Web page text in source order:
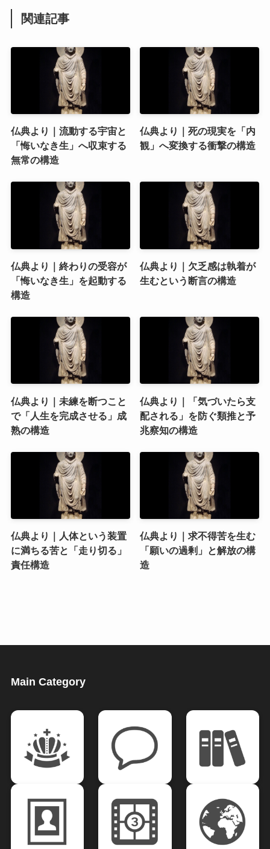
関連記事
仏典より｜流動する宇宙と
「悔いなき生」へ収束する
無常の構造
仏典より｜死の現実を「内
観」へ変換する衝撃の構造
仏典より｜終わりの受容が
「悔いなき生」を起動する
構造
仏典より｜欠乏感は執着が
生むという断言の構造
仏典より｜未練を断つこと
で「人生を完成させる」成
熟の構造
仏典より｜「気づいたら支
配される」を防ぐ類推と予
兆察知の構造
仏典より｜人体という装置
に満ちる苦と「走り切る」
責任構造
仏典より｜求不得苦を生む
「願いの過剰」と解放の構
造
Main Category